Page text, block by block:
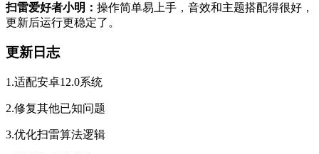
扫雷爱好者小明： 操作简单易上手，音效和主题搭配得很好，
更新后运行更稳定了。
更新日志
1.适配安卓12.0系统
2.修复其他已知问题
3.优化扫雷算法逻辑